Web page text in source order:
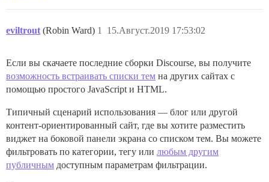
eviltrout (Robin Ward) 15.Август.2019 17:53:02
1
Если вы скачаете последние сборки Discourse, вы получите
возможность встраивать списки тем на других сайтах с
помощью простого JavaScript и HTML.
Типичный сценарий использования — блог или другой
контент-ориентированный сайт, где вы хотите разместить
виджет на боковой панели экрана со списком тем. Вы можете
фильтровать по категории, тегу или любым другим
публичным доступным параметрам фильтрации.